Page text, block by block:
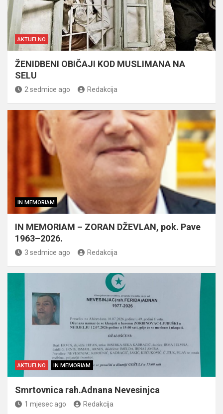
AKTUELNO
ŽENIDBENI OBIČAJI KOD MUSLIMANA NA
SELU
2 sedmice ago Redakcija
IN MEMORIAM
IN MEMORIAM – ZORAN DŽEVLAN, pok. Pave
1963–2026.
3 sedmice ago Redakcija
AKTUELNO IN MEMORIAM
Smrtovnica rah.Adnana Nevesinjca
1 mjesec ago Redakcija